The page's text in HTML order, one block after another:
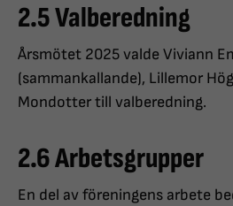
2.5 Valberedning
Årsmötet 2025 valde Viviann
(sammankallande), Lillemor
Mondotter till valberedning.
2.6 Arbetsgrupper
En del av föreningens arbete